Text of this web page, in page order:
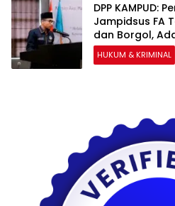
DPP KAMPUD:
Jampidsus FA
dan Borgol,
HUKUM & KRIMINAL